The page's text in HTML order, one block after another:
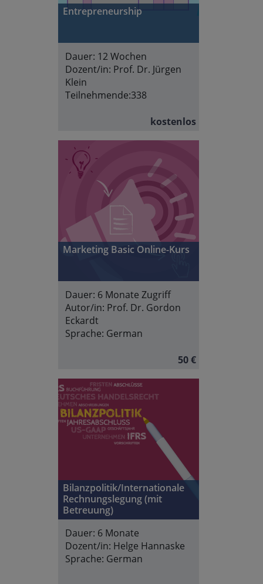
Entrepreneurship
Dauer: 12 Wochen
Dozent/in: Prof. Dr. Jürgen
Klein
Teilnehmende:338
kostenlos
Marketing Basic Online-Kurs
Dauer: 6 Monate Zugriff
Autor/in: Prof. Dr. Gordon
Eckardt
Sprache: German
50 €
Bilanzpolitik/Internationale
Rechnungslegung (mit
Betreuung)
Dauer: 6 Monate
Dozent/in: Helge Hannaske
Sprache: German